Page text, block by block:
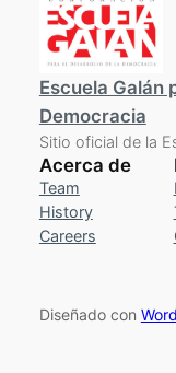
Escuela Galán
Democracia
Sitio oficial de la
Acerca de
Team
History
Careers
Diseñado con